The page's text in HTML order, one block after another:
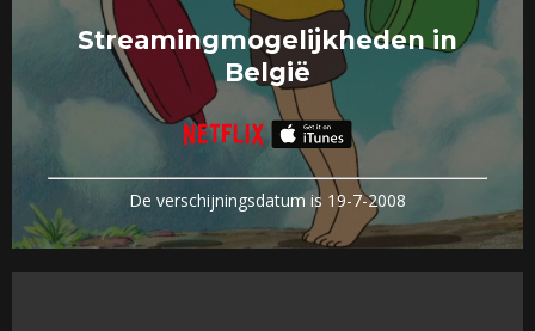
Streamingmogelijkheden in
België
De verschijningsdatum is 19-7-2008